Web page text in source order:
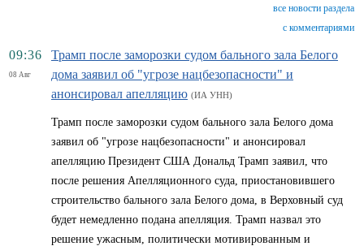
все новости раздела
с комментариями
09:36
08 Авг
Трамп после заморозки судом бального зала Белого
дома заявил об "угрозе нацбезопасности" и
анонсировал апелляцию (ИА УНН)
Трамп после заморозки судом бального зала Белого дома
заявил об "угрозе нацбезопасности" и анонсировал
апелляцию Президент США Дональд Трамп заявил, что
после решения Апелляционного суда, приостановившего
строительство бального зала Белого дома, в Верховный суд
будет немедленно подана апелляция. Трамп назвал это
решение ужасным, политически мотивированным и